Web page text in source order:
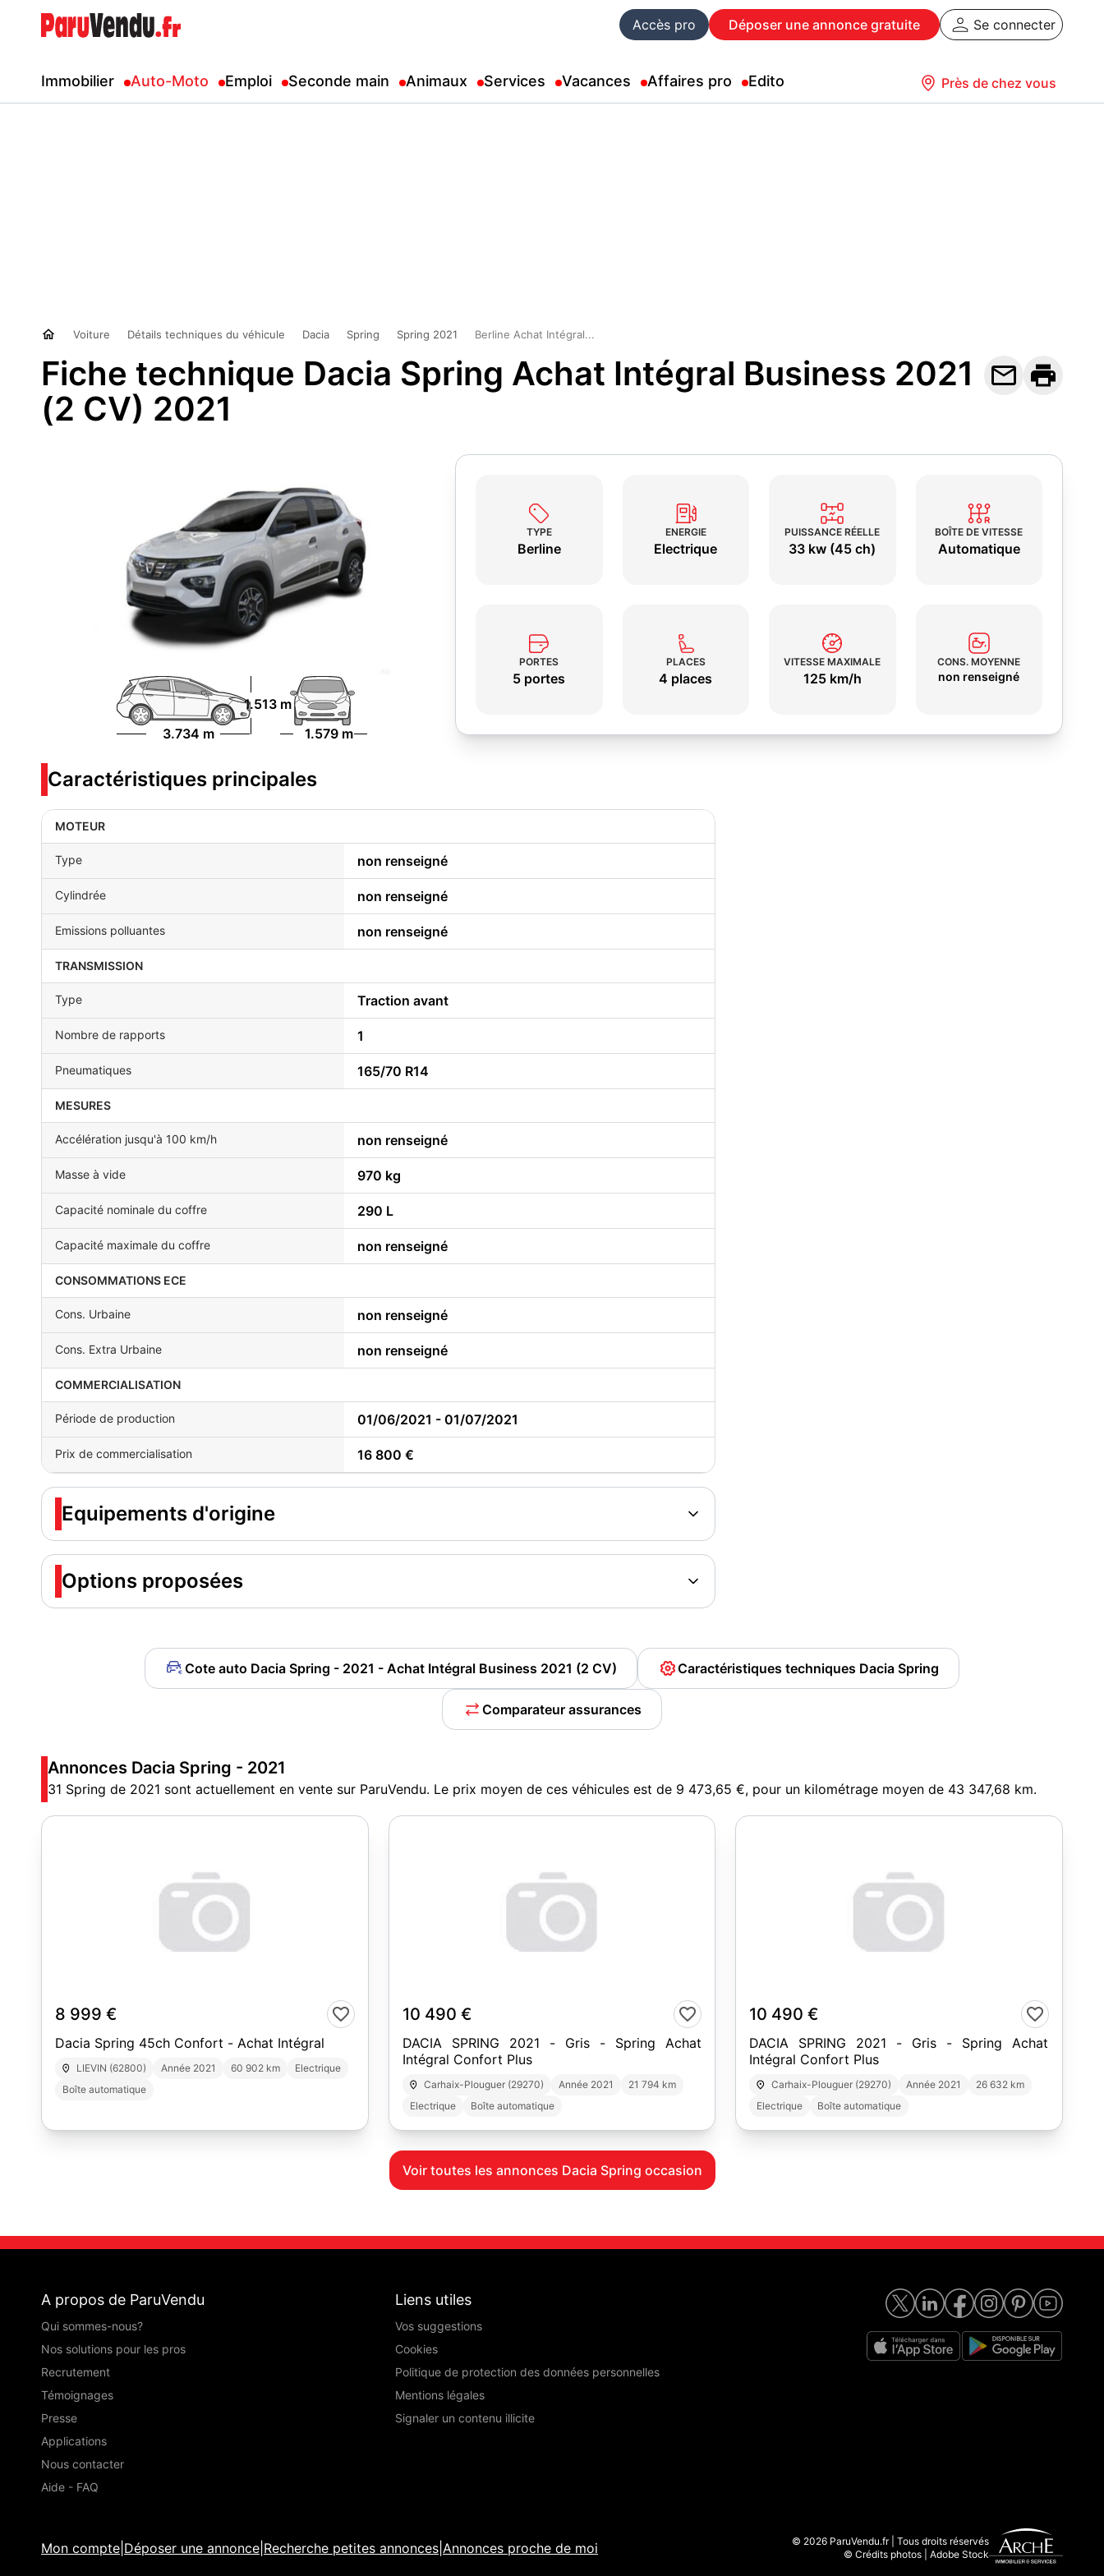
Accès pro Déposer une annonce gratuite Se connecter
Immobilier Auto-Moto Emploi Seconde main Animaux Services Vacances Affaires pro Edito Près de chez vous
Voiture Détails techniques du véhicule Dacia Spring Spring 2021 Berline Achat Intégral...
Fiche technique Dacia Spring Achat Intégral Business 2021
(2 CV) 2021
 
3.734 m 1.579 m
1.513 m
TYPE
Berline
ENERGIE
Electrique
PUISSANCE RÉELLE
33 kw (45 ch)
BOÎTE DE VITESSE
Automatique
PORTES
5 portes
PLACES
4 places
VITESSE MAXIMALE
125 km/h
CONS. MOYENNE
non renseigné
Caractéristiques principales
MOTEUR
Type non renseigné
Cylindrée non renseigné
Emissions polluantes non renseigné
TRANSMISSION
Type Traction avant
Nombre de rapports 1
Pneumatiques 165/70 R14
MESURES
Accélération jusqu'à 100 km/h non renseigné
Masse à vide 970 kg
Capacité nominale du coffre 290 L
Capacité maximale du coffre non renseigné
CONSOMMATIONS ECE
Cons. Urbaine non renseigné
Cons. Extra Urbaine non renseigné
COMMERCIALISATION
Période de production 01/06/2021 - 01/07/2021
Prix de commercialisation 16 800 €
Equipements d'origine
Options proposées
Cote auto Dacia Spring - 2021 - Achat Intégral Business 2021 (2 CV) Caractéristiques techniques Dacia Spring
Comparateur assurances
Annonces Dacia Spring - 2021
31 Spring de 2021 sont actuellement en vente sur ParuVendu. Le prix moyen de ces véhicules est de 9 473,65 €, pour un kilométrage moyen de 43 347,68 km.
8 999 €
Dacia Spring 45ch Confort - Achat Intégral
LIEVIN (62800) Année 2021 60 902 km
Electrique
Boîte automatique
10 490 €
DACIA SPRING 2021 - Gris - Spring Achat
Intégral Confort Plus
Carhaix-Plouguer (29270) Année 2021
21 794 km
Electrique
Boîte automatique
10 490 €
DACIA SPRING 2021 - Gris - Spring Achat
Intégral Confort Plus
Carhaix-Plouguer (29270) Année 2021
26 632 km
Electrique
Boîte automatique
Voir toutes les annonces Dacia Spring occasion
A propos de ParuVendu
Qui sommes-nous?
Nos solutions pour les pros
Recrutement
Témoignages
Presse
Applications
Nous contacter
Aide - FAQ
Liens utiles
Vos suggestions
Cookies
Politique de protection des données personnelles
Mentions légales
Signaler un contenu illicite
Mon compte Déposer une annonce Recherche petites annonces Annonces proche de moi
© 2026 ParuVendu.fr | Tous droits réservés
© Crédits photos | Adobe Stock